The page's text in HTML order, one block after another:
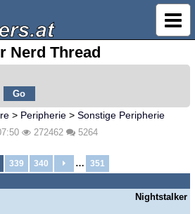
Nerd Thread
> Peripherie > Sonstige Peripherie
272462 5264
339 340 … 351
Nightstalker